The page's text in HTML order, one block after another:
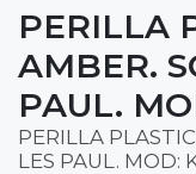
PERILLA
AMBER.
PAUL.
PERILLA
LES PAUL. MOD: